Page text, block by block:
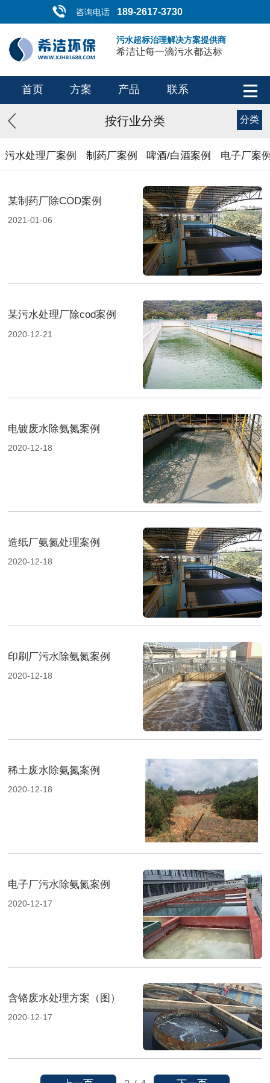
咨询电话 189-2617-3730
污水超标治理解决方案提供商
希洁让每一滴污水都达标
首页 方案 产品 联系
按行业分类 分类
污水处理厂案例 制药厂案例 啤酒/白酒案例 电子厂案
某制药厂除COD案例
2021-01-06
某污水处理厂除cod案例
2020-12-21
电镀废水除氨氮案例
2020-12-18
造纸厂氨氮处理案例
2020-12-18
印刷厂污水除氨氮案例
2020-12-18
稀土废水除氨氮案例
2020-12-18
电子厂污水除氨氮案例
2020-12-17
含铬废水处理方案（图）
2020-12-17